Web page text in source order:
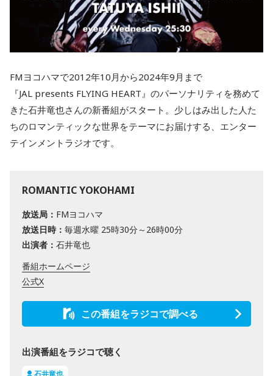
FMヨコハマで2012年10月から2024年9月まで
『JAL presents FLYING HEART』のパーソナリティを務めて
きた石井竜也さんの新番組がスタート。少しはみ出した人た
ちのロマンティックな世界をテーマにお届けする、エンター
テインメントラジオです。
ROMANTIC YOKOHAMI
放送局： FMヨコハマ
放送日時： 毎週水曜 25時30分～26時00分
出演者： 石井竜也
番組ホームページ
公式X
この番組をラジコで調べる
出演番組をラジコで聴く
石井竜也